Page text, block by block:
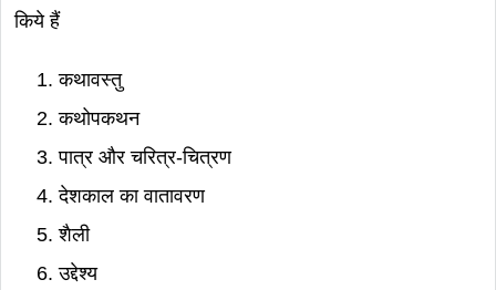
किये हैं
कथावस्तु
कथोपकथन
पात्र और चरित्र-चित्रण
देशकाल का वातावरण
शैली
उद्देश्य